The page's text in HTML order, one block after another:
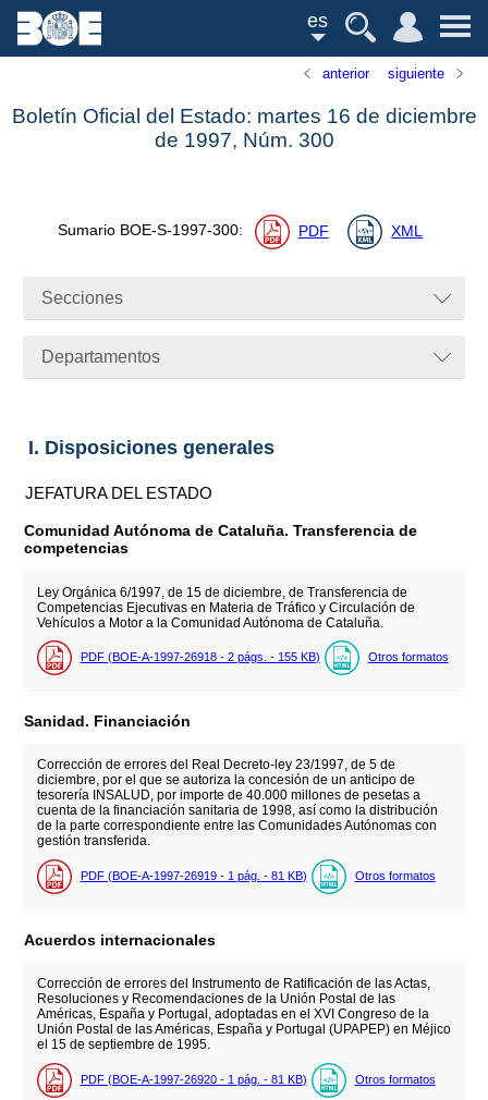
es
anterior siguiente
Boletín Oficial del Estado: martes 16 de diciembre
de 1997, Núm. 300
Sumario BOE-S-1997-300: PDF XML
Secciones
Departamentos
I. Disposiciones generales
JEFATURA DEL ESTADO
Comunidad Autónoma de Cataluña. Transferencia de
competencias
Ley Orgánica 6/1997, de 15 de diciembre, de Transferencia de
Competencias Ejecutivas en Materia de Tráfico y Circulación de
Vehículos a Motor a la Comunidad Autónoma de Cataluña.
PDF (BOE-A-1997-26918 - 2 págs. - 155 KB) Otros formatos
Sanidad. Financiación
Corrección de errores del Real Decreto-ley 23/1997, de 5 de
diciembre, por el que se autoriza la concesión de un anticipo de
tesorería INSALUD, por importe de 40.000 millones de pesetas a
cuenta de la financiación sanitaria de 1998, así como la distribución
de la parte correspondiente entre las Comunidades Autónomas con
gestión transferida.
PDF (BOE-A-1997-26919 - 1 pág. - 81 KB) Otros formatos
Acuerdos internacionales
Corrección de errores del Instrumento de Ratificación de las Actas,
Resoluciones y Recomendaciones de la Unión Postal de las
Américas, España y Portugal, adoptadas en el XVI Congreso de la
Unión Postal de las Américas, España y Portugal (UPAPEP) en Méjico
el 15 de septiembre de 1995.
PDF (BOE-A-1997-26920 - 1 pág. - 81 KB) Otros formatos